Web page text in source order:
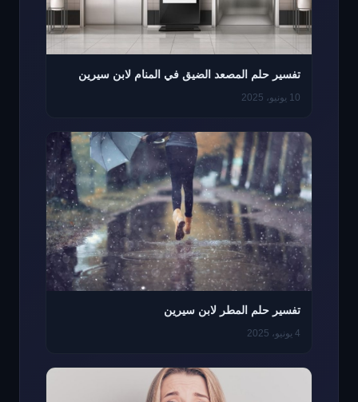
تفسير حلم المصعد الضيق في المنام لابن سيرين
10 يونيو، 2025
تفسير حلم المطر لابن سيرين
4 يونيو، 2025